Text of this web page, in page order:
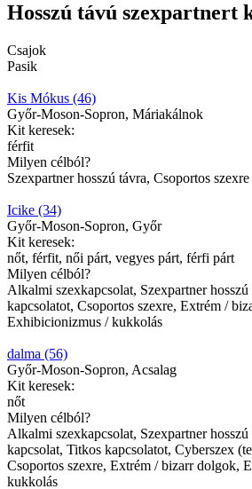
Hosszú távú szexpartnert
Csajok
Pasik
Kis Mókus (46)
Győr-Moson-Sopron, Máriakálnok
Kit keresek:
férfit
Milyen célból?
Szexpartner hosszú távra, Csoportos szexre
Icike (34)
Győr-Moson-Sopron, Győr
Kit keresek:
nőt, férfit, női párt, vegyes párt, férfi párt
Milyen célból?
Alkalmi szexkapcsolat, Szexpartner
kapcsolatot, Csoportos szexre, Extrém /
Exhibicionizmus / kukkolás
dalma (56)
Győr-Moson-Sopron, Acsalag
Kit keresek:
nőt
Milyen célból?
Alkalmi szexkapcsolat, Szexpartner
kapcsolat, Titkos kapcsolatot, Cyberszex
Csoportos szexre, Extrém / bizarr dolgok,
kukkolás